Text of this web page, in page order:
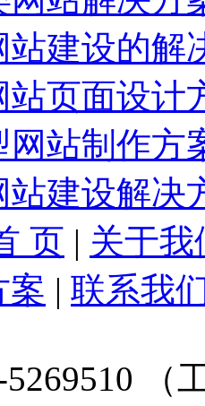
站建设的解
站页面设计
网站制作方
站建设解决
页 | 关于我
案 | 联系我
（